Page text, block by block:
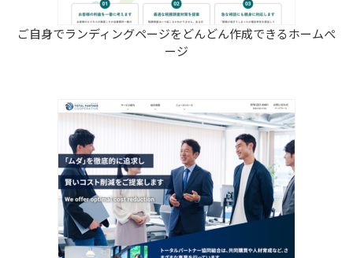
ご自身でランディングページをどんどん作成できるホームぺ
ージ